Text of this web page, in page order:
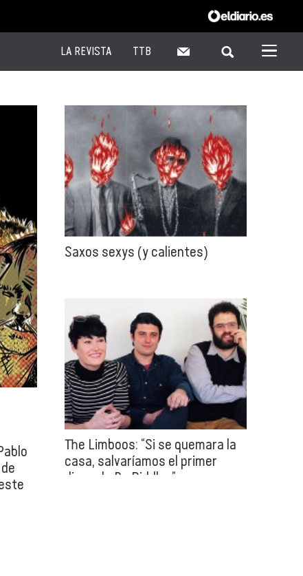
LA REVISTA TTB
Saxos sexys (y calientes)
The Limboos: “Si se quemara la
casa, salvaríamos el primer
disco de Bo Diddley”